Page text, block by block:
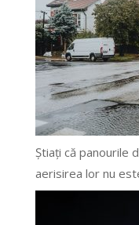
Știați că panourile
aerisirea lor nu